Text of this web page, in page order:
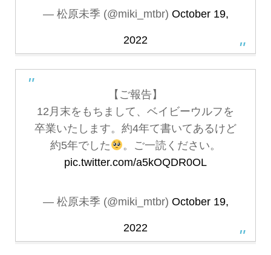
— 松原未季 (@miki_mtbr) October 19,
2022
【ご報告】
12月末をもちまして、ベイビーウルフを
卒業いたします。約4年て書いてあるけど
約5年でした
。ご一読ください。
pic.twitter.com/a5kOQDR0OL
— 松原未季 (@miki_mtbr) October 19,
2022